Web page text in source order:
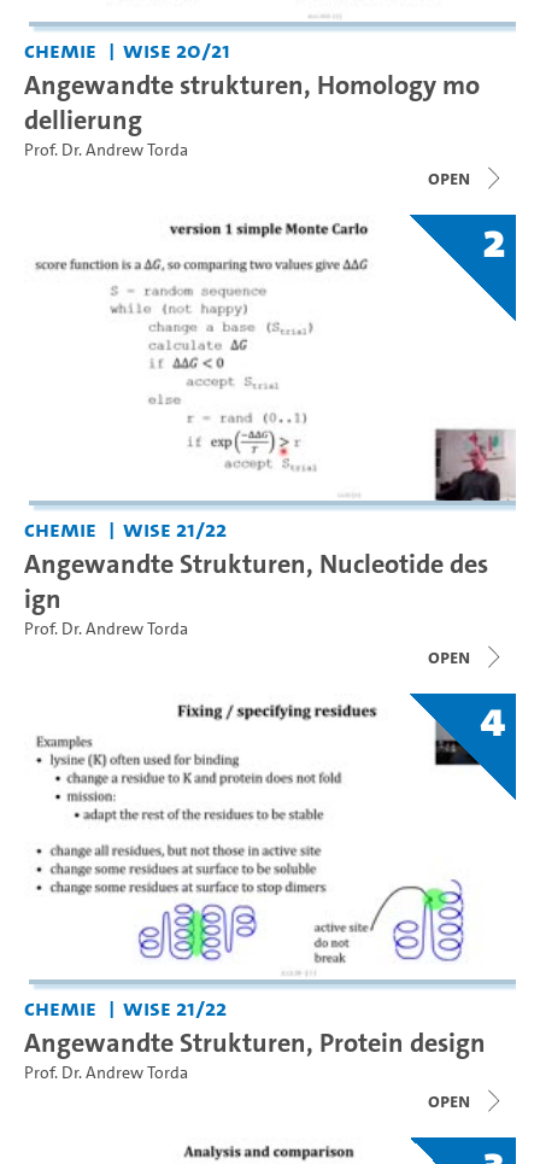
Chemie WiSe 20/21
Angewandte strukturen, Homology mo
dellierung
Prof. Dr. Andrew Torda
open
2
Chemie WiSe 21/22
Angewandte Strukturen, Nucleotide des
ign
Prof. Dr. Andrew Torda
open
4
Chemie WiSe 21/22
Angewandte Strukturen, Protein design
Prof. Dr. Andrew Torda
open